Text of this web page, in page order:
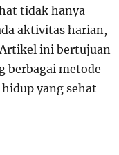
tidak hanya
aktivitas harian,
ini bertujuan
berbagai metode
yang sehat